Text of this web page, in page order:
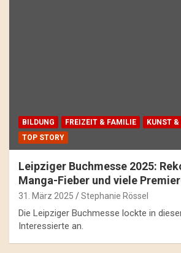
BILDUNG FREIZEIT & FAMILIE
KUNST &
TOP STORY
Leipziger Buchmesse 2025:
Manga-Fieber und viele
31. März 2025 Stephanie Rössel
Die Leipziger Buchmesse lockte in
Interessierte an.